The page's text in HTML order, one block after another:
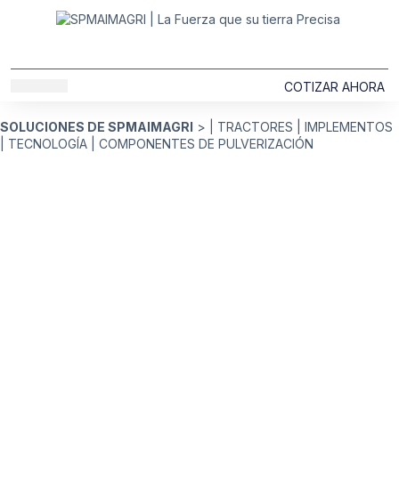
COTIZAR AHORA
SOLUCIONES DE SPMAIMAGRI > | TRACTORES
IMPLEMENTOS
TECNOLOGÍA COMPONENTES DE PULVERIZACIÓN